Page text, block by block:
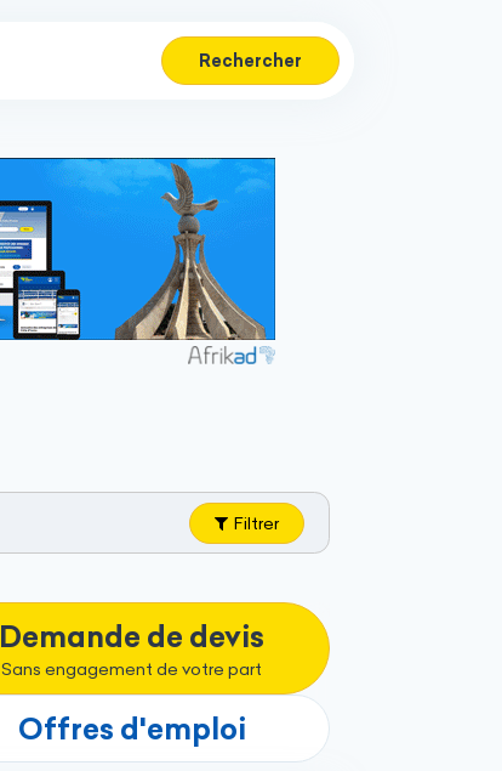
Rechercher
Filtrer
Demande de devis
Sans engagement de votre part
Offres d'emploi